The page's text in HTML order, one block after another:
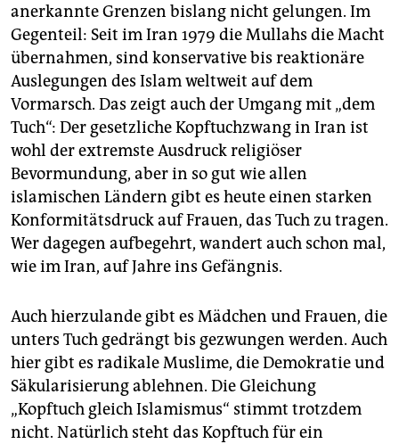
anerkannte Grenzen bislang nicht gelungen. Im
Gegenteil: Seit im Iran 1979 die Mullahs die Macht
übernahmen, sind konservative bis reaktionäre
Auslegungen des Islam weltweit auf dem
Vormarsch. Das zeigt auch der Umgang mit „dem
Tuch“: Der gesetzliche Kopftuchzwang in Iran ist
wohl der extremste Ausdruck religiöser
Bevormundung, aber in so gut wie allen
islamischen Ländern gibt es heute einen starken
Konformitätsdruck auf Frauen, das Tuch zu tragen.
Wer dagegen aufbegehrt, wandert auch schon mal,
wie im Iran, auf Jahre ins Gefängnis.
Auch hierzulande gibt es Mädchen und Frauen, die
unters Tuch gedrängt bis gezwungen werden. Auch
hier gibt es radikale Muslime, die Demokratie und
Säkularisierung ablehnen. Die Gleichung
„Kopftuch gleich Islamismus“ stimmt trotzdem
nicht. Natürlich steht das Kopftuch für ein